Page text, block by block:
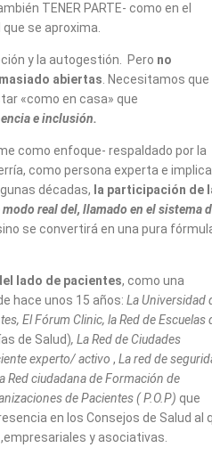
TENER PARTE- como en el
se aproxima.
y la autogestión. Pero no
abiertas . Necesitamos que
«como en casa» que
e inclusión.
como enfoque- respaldado por la
como persona experta e
décadas, la participación de
real del, llamado en el sistema
se convertirá en una pura
lado de pacientes, como una
hace unos 15 años: La Universidad
El Fórum Clinic, la Red de Escuelas
de Salud), La Red de Ciudades
experto/ activo , La red de
Red ciudadana de Formación de
de Pacientes ( P.O.P) que
en los Consejos de Salud al
y asociativas.